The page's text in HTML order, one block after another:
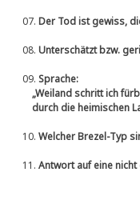
07.Der Tod ist gewiss,
08.Unterschätzt bzw.
09.Sprache:
„Weiland schritt ich
durch die heimischen
10.Welcher Brezel-Typ
11.Antwort auf eine